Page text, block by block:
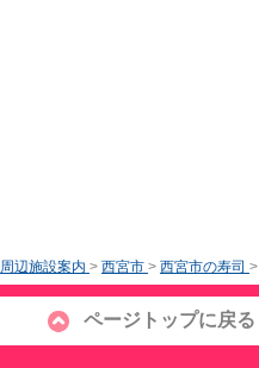
周辺施設案内 > 西宮市 > 西宮市の寿司 >
ページトップに戻る